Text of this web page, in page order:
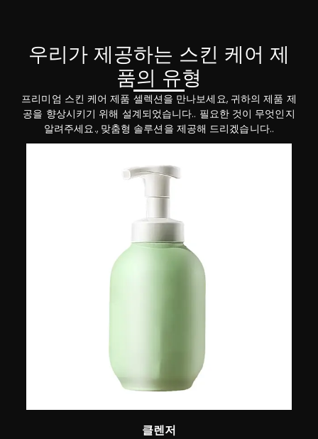
우리가 제공하는 스킨 케어 제
품의 유형
프리미엄 스킨 케어 제품 셀렉션을 만나보세요, 귀하의 제품 제
공을 향상시키기 위해 설계되었습니다.. 필요한 것이 무엇인지
알려주세요., 맞춤형 솔루션을 제공해 드리겠습니다..
클렌저